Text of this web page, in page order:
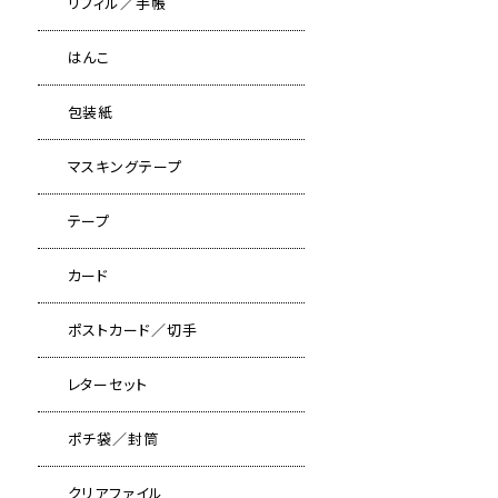
はんこ
包装紙
マスキングテープ
テープ
カード
ポストカード／切手
レターセット
ポチ袋／封筒
クリアファイル